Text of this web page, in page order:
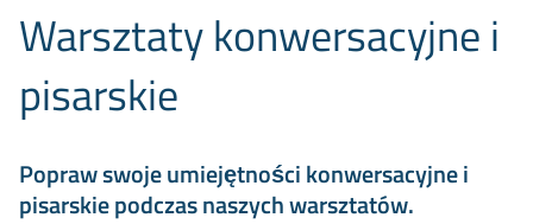
Warsztaty konwersacyjne i
pisarskie
Popraw swoje umiejętności konwersacyjne i
pisarskie podczas naszych warsztatów.